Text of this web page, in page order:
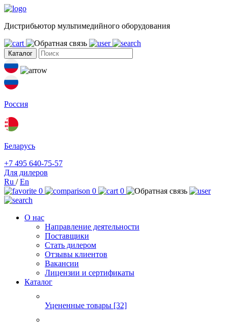
Дистрибьютор мультимедийного оборудования
Каталог
Россия
Беларусь
+7 495 640-75-57
Для дилеров
Ru /En
0
0 0
О нас
Направление деятельности
Поставщики
Стать дилером
Отзывы клиентов
Вакансии
Лицензии и сертификаты
Каталог
Уцененные товары [32]